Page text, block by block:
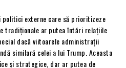
politici externe care să prioritizeze
tradiționale ar putea întări relațiile
dacă viitoarele administrații
similară celei a lui Trump. Aceasta
și strategice, dar ar putea de